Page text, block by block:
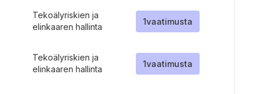
Tekoälyriskien ja
elinkaaren hallinta
1vaatimusta
Tekoälyriskien ja
elinkaaren hallinta
1vaatimusta